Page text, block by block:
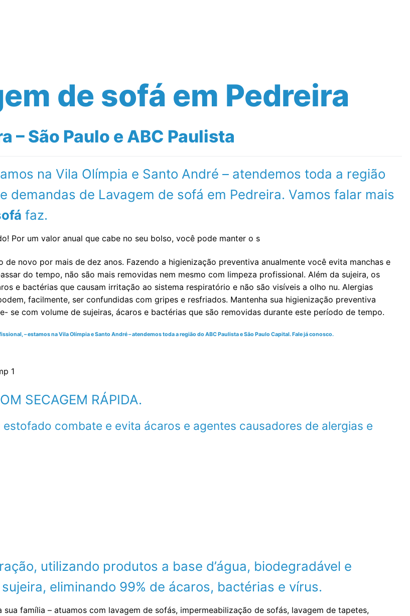
de sofá em Pedreira
– São Paulo e ABC Paulista
na Vila Olímpia e Santo André – atendemos toda a região
demandas de Lavagem de sofá em Pedreira. Vamos falar mais
faz.
Por um valor anual que cabe no seu bolso, você pode manter o s
de novo por mais de dez anos. Fazendo a higienização preventiva anualmente você evita manchas e
do tempo, não são mais removidas nem mesmo com limpeza profissional. Além da sujeira, os
e bactérias que causam irritação ao sistema respiratório e não são visíveis a olho nu. Alergias
facilmente, ser confundidas com gripes e resfriados. Mantenha sua higienização preventiva
se com volume de sujeiras, ácaros e bactérias que são removidas durante este período de tempo.
– estamos na Vila Olímpia e Santo André – atendemos toda a região do ABC Paulista e São Paulo Capital. Fale já conosco.
SECAGEM RÁPIDA.
combate e evita ácaros e agentes causadores de alergias e
utilizando produtos a base d’água, biodegradável e
eliminando 99% de ácaros, bactérias e vírus.
família – atuamos com lavagem de sofás, impermeabilização de sofás, lavagem de tapetes,